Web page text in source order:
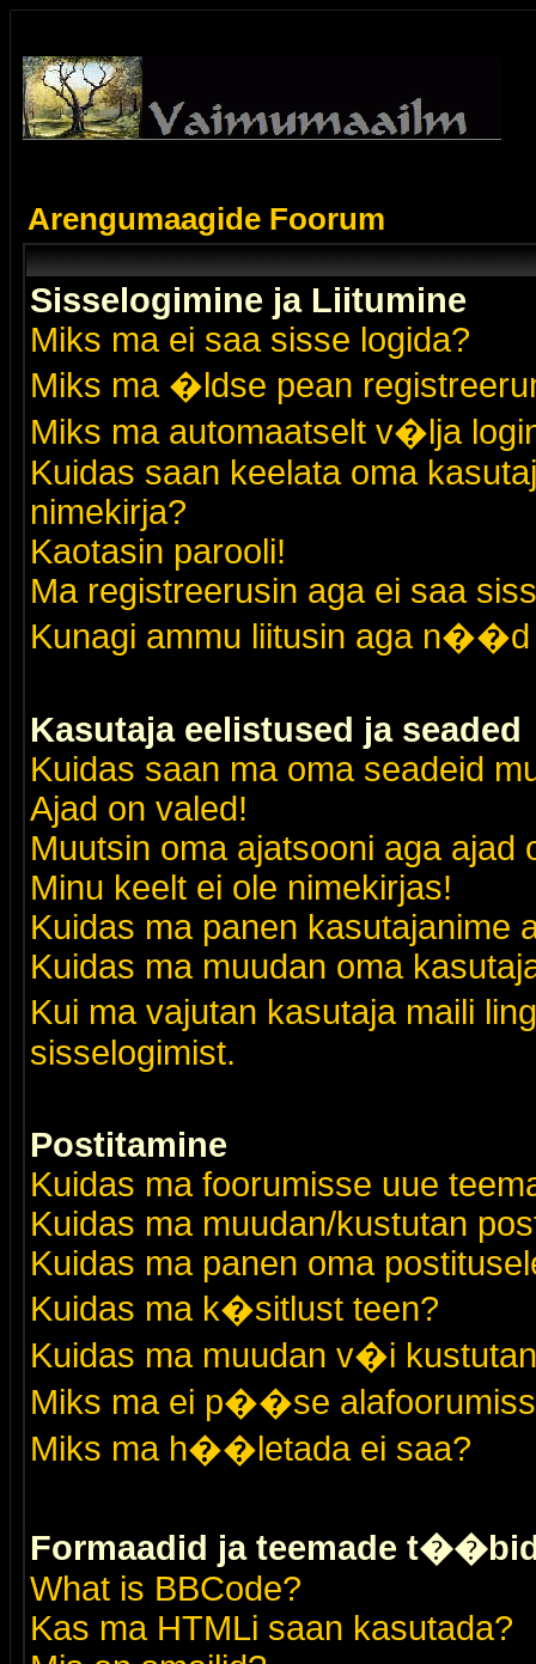
Arengumaagide Foorum
Sisselogimine ja Liitumine
Miks ma ei saa sisse logida?
Miks ma �ldse pean
Miks ma automaatselt v�lja
Kuidas saan keelata oma
nimekirja?
Kaotasin parooli!
Ma registreerusin aga ei saa
Kunagi ammu liitusin aga n��d
Kasutaja eelistused ja seaded
Kuidas saan ma oma seadeid
Ajad on valed!
Muutsin oma ajatsooni aga ajad
Minu keelt ei ole nimekirjas!
Kuidas ma panen kasutajanime
Kuidas ma muudan oma
Kui ma vajutan kasutaja maili
sisselogimist.
Postitamine
Kuidas ma foorumisse uue
Kuidas ma muudan/kustutan
Kuidas ma panen oma
Kuidas ma k�sitlust teen?
Kuidas ma muudan v�i
Miks ma ei p��se
Miks ma h��letada ei saa?
Formaadid ja teemade
What is BBCode?
Kas ma HTMLi saan kasutada?